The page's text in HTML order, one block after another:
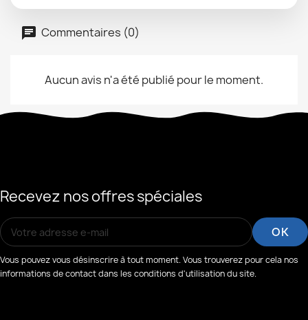
Commentaires (0)
Aucun avis n'a été publié pour le moment.
Recevez nos offres spéciales
Vous pouvez vous désinscrire à tout moment. Vous trouverez pour cela nos
informations de contact dans les conditions d'utilisation du site.